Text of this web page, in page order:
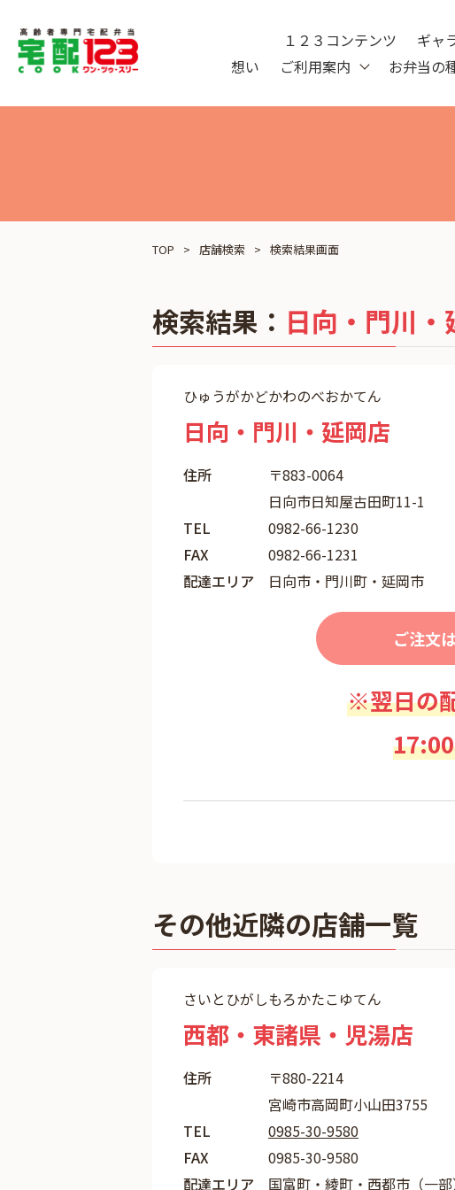
想い ご利用案内 お弁当の
１２３コンテンツ ギャ
TOP 店舗検索 検索結果画面
検索結果： 日向・門川・
ひゅうがかどかわのべおかてん
日向・門川・延岡店
住所
〒883-0064
日向市日知屋古田町11-1
TEL
0982-66-1230
FAX
0982-66-1231
配達エリア
日向市・門川町・延岡市
ご注文
※翌日の
その他近隣の店舗一覧
さいとひがしもろかたこゆてん
西都・東諸県・児湯店
住所
〒880-2214
宮崎市高岡町小山田3755
TEL
0985-30-9580
FAX
0985-30-9580
配達エリア
国富町・綾町・西都市（一